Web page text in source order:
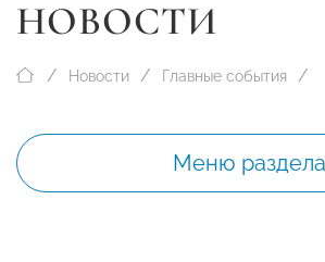
НОВОСТИ
Новости Главные события
Меню раздела